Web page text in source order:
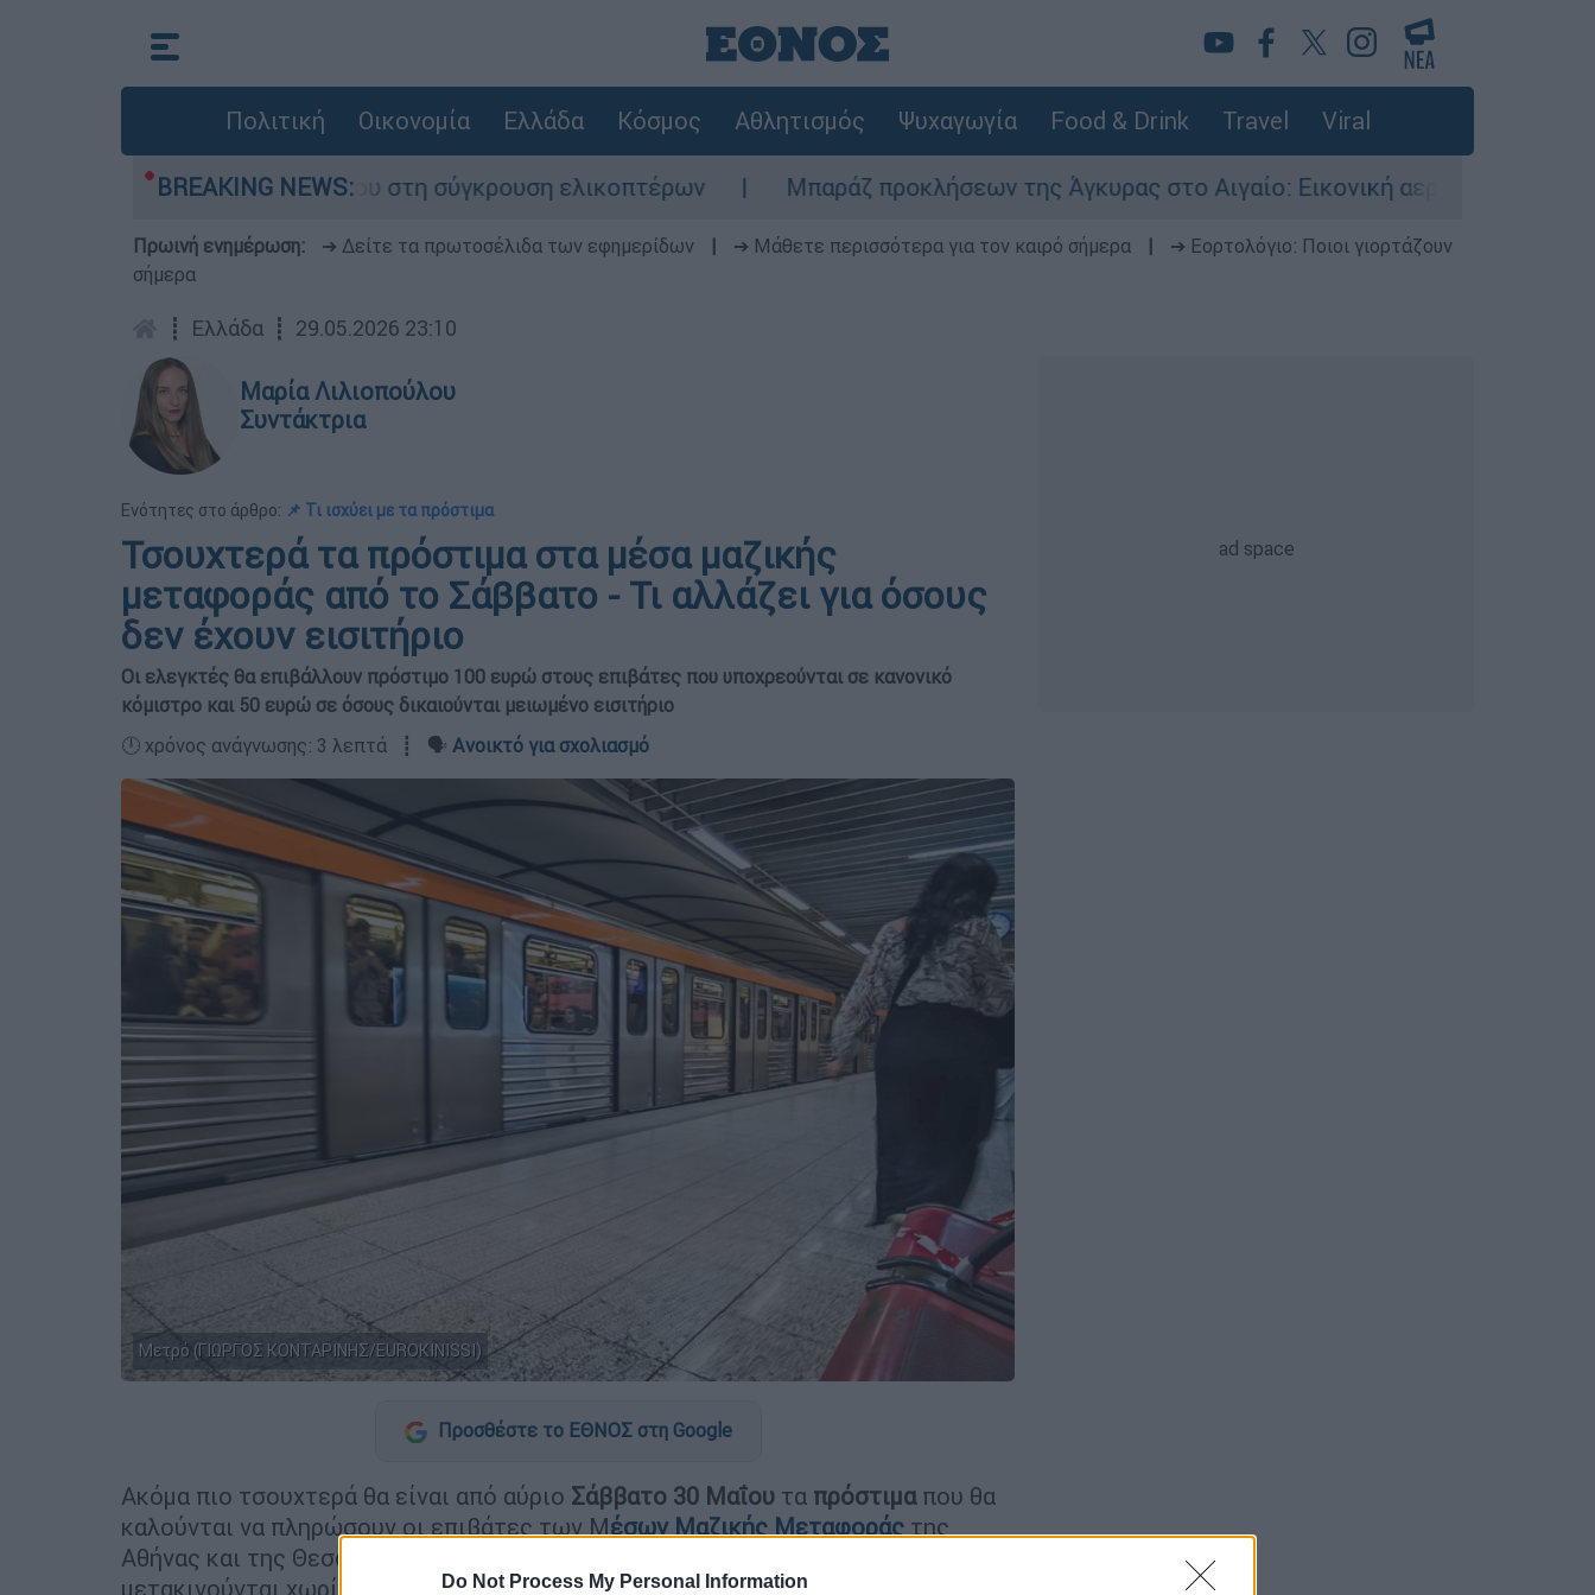
Do Not Process My Personal Information
Πολιτική Οικονομία Ελλάδα Κόσμος Αθλητισμός Ψυχαγωγία Food & Drink Travel Viral
BREAKING NEWS:
έχασε τη ζωή του στη σύγκρουση ελικοπτέρων Μπαράζ προκλήσεων της Άγκυρας στο Αιγαίο: Εικονική αερομαχία ανάμεσα σε
Πρωινή ενημέρωση: ➔ Δείτε τα πρωτοσέλιδα των εφημερίδων ➔ Μάθετε περισσότερα για τον καιρό σήμερα
➔ Εορτολόγιο: Ποιοι γιορτάζουν
σήμερα
┋ Ελλάδα ┋ 29.05.2026 23:10
Μαρία Λιλιοπούλου
Συντάκτρια
Ενότητες στο άρθρο: 📌 Τι ισχύει με τα πρόστιμα
Τσουχτερά τα πρόστιμα στα μέσα μαζικής
μεταφοράς από το Σάββατο - Τι αλλάζει για όσους
δεν έχουν εισιτήριο
Οι ελεγκτές θα επιβάλλουν πρόστιμο 100 ευρώ στους επιβάτες που υποχρεούνται σε κανονικό
κόμιστρο και 50 ευρώ σε όσους δικαιούνται μειωμένο εισιτήριο
🕛 χρόνος ανάγνωσης: 3 λεπτά ┋ 🗣️ Ανοικτό για σχολιασμό
Μετρό (ΓΙΩΡΓΟΣ ΚΟΝΤΑΡΙΝΗΣ/EUROKINISSI)
Προσθέστε το ΕΘΝΟΣ στη Google
Ακόμα πιο τσουχτερά θα είναι από αύριο Σάββατο 30 Μαΐου τα πρόστιμαπου θα
καλούνται να πληρώσουν οι επιβάτες των Μέσων Μαζικής Μεταφοράς της
Αθήνας και της Θεσσαλονίκης στην περίπτωση που εντοπιστούν να
μετακινούνται χωρίς εισιτήριο.